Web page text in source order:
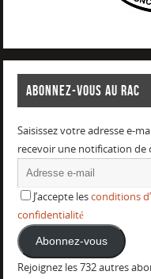
ABONNEZ-VOUS AU RAC
Saisissez votre adresse e-
recevoir une notification de
J’accepte lesconditions
confidentialité
Abonnez-vous
Rejoignez les 732 autres